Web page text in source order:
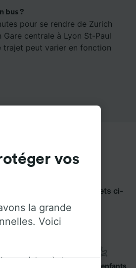
bus ?
pour se rendre de Zurich
centrale à Lyon St-Paul
trajet peut varier en fonction
. Utilisez les onglets ci-
de chaque opérateur.
Sièges enfants
vos
la grande
Voici
accèdent à des